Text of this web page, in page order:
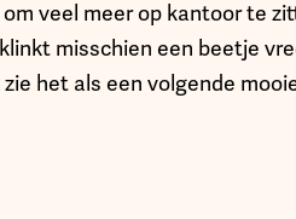
veel meer op kantoor te
misschien een beetje
het als een volgende